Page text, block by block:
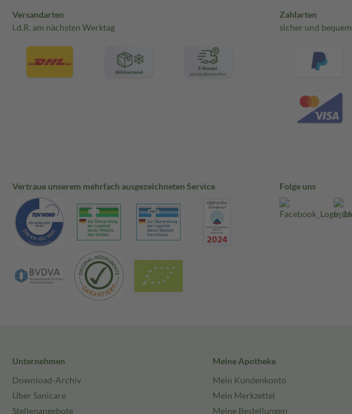
Versandarten
i.d.R. am nächsten Werktag
Zahlarten
sicher und bequem
Vertraue unserem mehrfach ausgezeichneten Service Folge uns
Unternehmen
Download-Archiv
Über Sanicare
Stellenangebote
Meine Apotheke
Mein Kundenkonto
Mein Merkzettel
Meine Bestellungen